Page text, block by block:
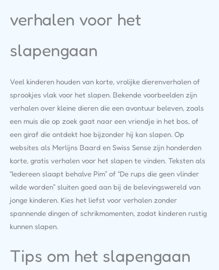
verhalen voor het
slapengaan
Veel kinderen houden van korte, vrolijke dierenverhalen of
sprookjes vlak voor het slapen. Bekende voorbeelden zijn
verhalen over kleine dieren die een avontuur beleven, zoals
een muis die op zoek gaat naar een vriendje in het bos, of
een giraf die ontdekt hoe bijzonder hij kan slapen. Op
websites als Merlijns Baard en Swiss Sense zijn honderden
korte, gratis verhalen voor het slapen te vinden. Teksten als
“Iedereen slaapt behalve Pim” of “De rups die geen vlinder
wilde worden” sluiten goed aan bij de belevingswereld van
jonge kinderen. Kies het liefst voor verhalen zonder
spannende dingen of schrikmomenten, zodat kinderen rustig
kunnen slapen.
Tips om het slapengaan